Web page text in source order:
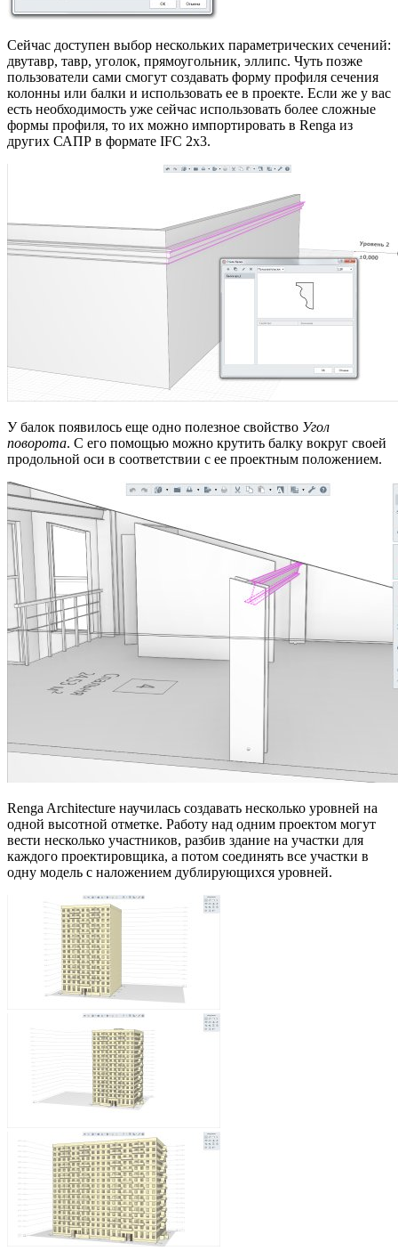
Сейчас доступен выбор нескольких параметрических сечений:
двутавр, тавр, уголок, прямоугольник, эллипс. Чуть позже
пользователи сами смогут создавать форму профиля сечения
колонны или балки и использовать ее в проекте. Если же у вас
есть необходимость уже сейчас использовать более сложные
формы профиля, то их можно импортировать в Renga из
других САПР в формате IFC 2х3.
У балок появилось еще одно полезное свойство Угол
поворота. С его помощью можно крутить балку вокруг своей
продольной оси в соответствии с ее проектным положением.
Renga Architecture научилась создавать несколько уровней на
одной высотной отметке. Работу над одним проектом могут
вести несколько участников, разбив здание на участки для
каждого проектировщика, а потом соединять все участки в
одну модель с наложением дублирующихся уровней.